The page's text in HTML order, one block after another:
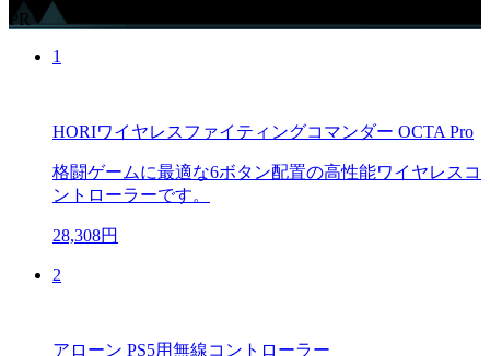
PR
1
HORIワイヤレスファイティングコマンダー OCTA Pro
格闘ゲームに最適な6ボタン配置の高性能ワイヤレスコ
ントローラーです。
28,308円
2
アローン PS5用無線コントローラー